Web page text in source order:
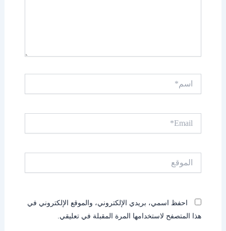
احفظ اسمي، بريدي الإلكتروني، والموقع الإلكتروني في
هذا المتصفح لاستخدامها المرة المقبلة في تعليقي.